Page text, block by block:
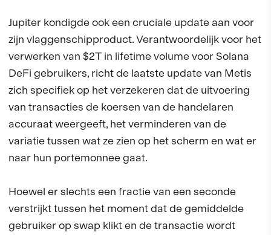
Jupiter kondigde ook een cruciale update aan voor
zijn vlaggenschipproduct. Verantwoordelijk voor het
verwerken van $2T in lifetime volume voor Solana
DeFi gebruikers, richt de laatste update van Metis
zich specifiek op het verzekeren dat de uitvoering
van transacties de koersen van de handelaren
accuraat weergeeft, het verminderen van de
variatie tussen wat ze zien op het scherm en wat er
naar hun portemonnee gaat.
Hoewel er slechts een fractie van een seconde
verstrijkt tussen het moment dat de gemiddelde
gebruiker op swap klikt en de transactie wordt